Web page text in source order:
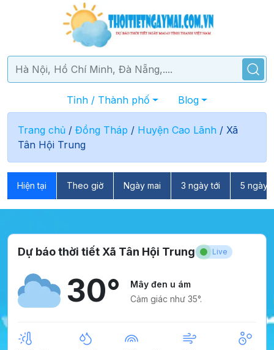
Tỉnh / Thành phố Blog
Trang chủ / Đồng Tháp / Huyện Cao Lãnh / Xã
Tân Hội Trung
Hiện tại Theo giờ Ngày mai 3 ngày tới 5 ngày
Dự báo thời tiết Xã Tân Hội Trung Live
30°
Mây đen u ám
Cảm giác như 35°.